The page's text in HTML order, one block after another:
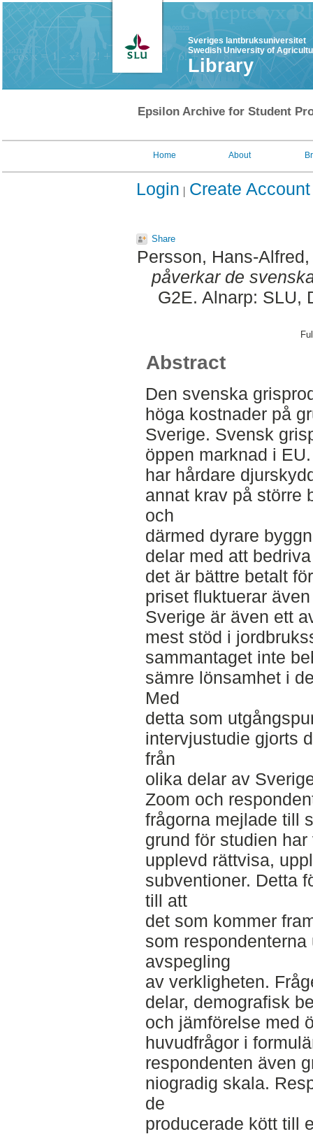
Sveriges lantbruksuniversitet
Swedish University of
Library
Epsilon Archive for Student
Home About
Login Create Account
Share
Persson, Hans-Alfred
påverkar de
G2E. Alnarp: SLU,
Abstract
Den svenska
höga kostnader på
Sverige. Svensk
öppen marknad i
har hårdare
annat krav på större
och
därmed dyrare
delar med att
det är bättre betalt
priset fluktuerar
Sverige är även ett
mest stöd i
sammantaget inte
sämre lönsamhet i
Med
detta som
intervjustudie gjorts
från
olika delar av
Zoom och
frågorna mejlade till
grund för studien
upplevd rättvisa,
subventioner. Detta
till att
det som kommer
som
avspegling
av verkligheten.
delar, demografisk
och jämförelse med
huvudfrågor i
respondenten även
niogradig skala.
de
producerade kött till